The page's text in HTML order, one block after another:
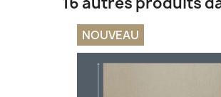
NOUVEAU